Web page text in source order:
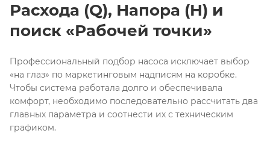
Расхода (Q), Напора (H) и
поиск «Рабочей точки»
Профессиональный подбор насоса исключает выбор
«на глаз» по маркетинговым надписям на коробке.
Чтобы система работала долго и обеспечивала
комфорт, необходимо последовательно рассчитать два
главных параметра и соотнести их с техническим
графиком.